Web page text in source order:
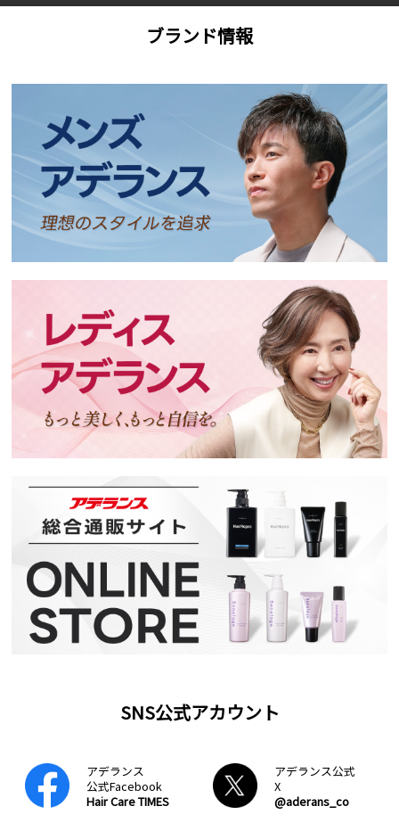
ブランド情報
SNS公式アカウント
アデランス
公式Facebook
Hair Care TIMES
アデランス公式
X
@aderans_co